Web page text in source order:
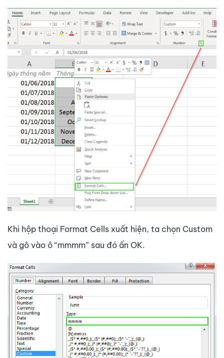
Khi hộp thoại Format Cells xuất hiện, ta chọn Custom
và gõ vào ô “mmmm” sau đó ấn OK.